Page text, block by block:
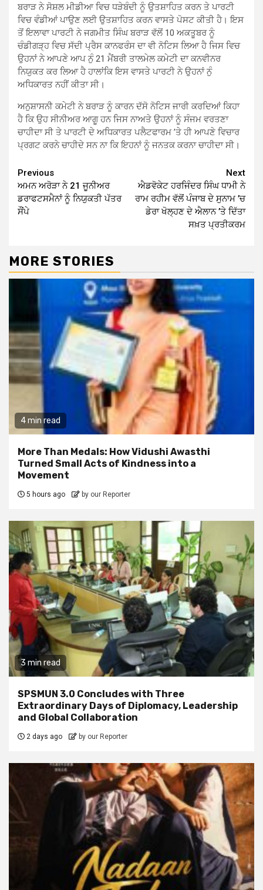
ਬਰਾੜ ਨੇ ਸੋਸ਼ਲ ਮੀਡੀਆ ਵਿਚ ਧੜੇਬੰਦੀ ਨੂੰ ਉਤਸ਼ਾਹਿਤ ਕਰਨ ਤੇ ਪਾਰਟੀ
ਵਿਚ ਵੰਡੀਆਂ ਪਾਉਣ ਲਈ ਉਤਸ਼ਾਹਿਤ ਕਰਨ ਵਾਸਤੇ ਪੋਸਟ ਕੀਤੀ ਹੈ। ਇਸ
ਤੋਂ ਇਲਾਵਾ ਪਾਰਟੀ ਨੇ ਜਗਮੀਤ ਸਿੰਘ ਬਰਾੜ ਵੱਲੋਂ 10 ਅਕਤੂਬਰ ਨੂੰ
ਚੰਡੀਗੜ੍ਹ ਵਿਚ ਸੱਦੀ ਪ੍ਰੈਸ ਕਾਨਫਰੰਸ ਦਾ ਵੀ ਨੋਟਿਸ ਲਿਆ ਹੈ ਜਿਸ ਵਿਚ
ਉਹਨਾਂ ਨੇ ਆਪਣੇ ਆਪ ਨੁੰ 21 ਮੈਂਬਰੀ ਤਾਲਮੇਲ ਕਮੇਟੀ ਦਾ ਕਨਵੀਨਰ
ਨਿਯੁਕਤ ਕਰ ਲਿਆ ਹੈ ਹਾਲਾਂਕਿ ਇਸ ਵਾਸਤੇ ਪਾਰਟੀ ਨੇ ਉਹਨਾਂ ਨੁੰ
ਅਧਿਕਾਰਤ ਨਹੀਂ ਕੀਤਾ ਸੀ।
ਅਨੁਸ਼ਾਸਨੀ ਕਮੇਟੀ ਨੇ ਬਰਾੜ ਨੂੰ ਕਾਰਨ ਦੱਸੋ ਨੋਟਿਸ ਜਾਰੀ ਕਰਦਿਆਂ ਕਿਹਾ
ਹੈ ਕਿ ਉਹ ਸੀਨੀਅਰ ਆਗੂ ਹਨ ਜਿਸ ਨਾਅਤੇ ਉਹਨਾਂ ਨੂੰ ਸੰਜਮ ਵਰਤਣਾ
ਚਾਹੀਦਾ ਸੀ ਤੇ ਪਾਰਟੀ ਦੇ ਅਧਿਕਾਰਤ ਪਲੈਟਫਾਰਮ ’ਤੇ ਹੀ ਆਪਣੇ ਵਿਚਾਰ
ਪ੍ਰਗਟ ਕਰਨੇ ਚਾਹੀਦੇ ਸਨ ਨਾ ਕਿ ਇਹਨਾਂ ਨੂੰ ਜਨਤਕ ਕਰਨਾ ਚਾਹੀਦਾ ਸੀ।
Continue
Reading
Previous
ਅਮਨ ਅਰੋੜਾ ਨੇ 21 ਜੂਨੀਅਰ
ਡਰਾਫਟਸਮੈਨਾਂ ਨੂੰ ਨਿਯੁਕਤੀ ਪੱਤਰ
ਸੌਂਪੇ
Next
ਐਡਵੋਕੇਟ ਹਰਜਿੰਦਰ ਸਿੰਘ ਧਾਮੀ ਨੇ
ਰਾਮ ਰਹੀਮ ਵੱਲੋਂ ਪੰਜਾਬ ਦੇ ਸੁਨਾਮ ’ਚ
ਡੇਰਾ ਖੋਲ੍ਹਣ ਦੇ ਐਲਾਨ ’ਤੇ ਦਿੱਤਾ
ਸਖ਼ਤ ਪ੍ਰਤੀਕਰਮ
MORE STORIES
4 min read
More Than Medals: How Vidushi Awasthi
Turned Small Acts of Kindness into a
Movement
5 hours ago by our Reporter
3 min read
SPSMUN 3.0 Concludes with Three
Extraordinary Days of Diplomacy, Leadership
and Global Collaboration
2 days ago by our Reporter